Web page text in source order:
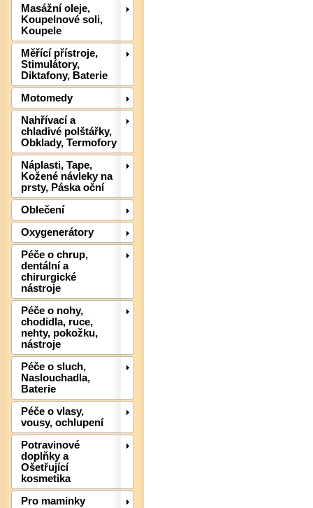
Masážní oleje,
Koupelnové soli,
Koupele
Měřící přístroje,
Stimulátory,
Diktafony, Baterie
Motomedy
Nahřívací a
chladivé polštářky,
Obklady, Termofory
Náplasti, Tape,
Kožené návleky na
prsty, Páska oční
Oblečení
Oxygenerátory
Péče o chrup,
dentální a
chirurgické
nástroje
Péče o nohy,
chodidla, ruce,
nehty, pokožku,
nástroje
Péče o sluch,
Naslouchadla,
Baterie
Péče o vlasy,
vousy, ochlupení
Potravinové
doplňky a
Ošetřující
kosmetika
Pro maminky